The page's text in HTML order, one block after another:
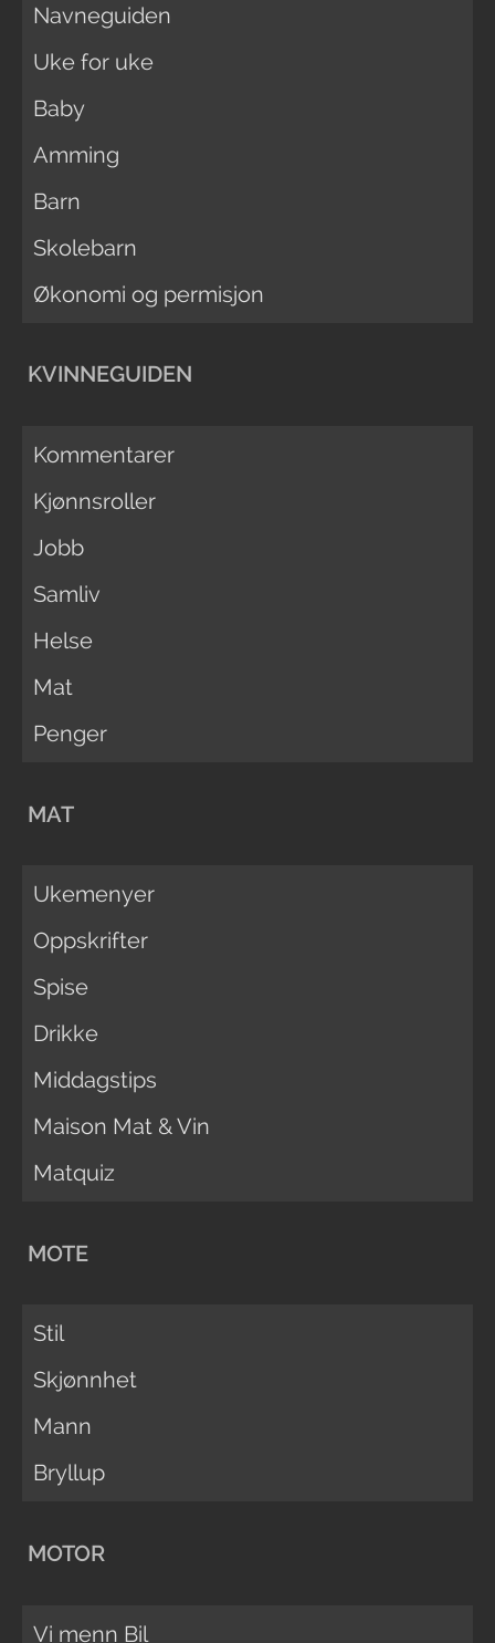
Navneguiden
Uke for uke
Baby
Amming
Barn
Skolebarn
Økonomi og permisjon
KVINNEGUIDEN
Kommentarer
Kjønnsroller
Jobb
Samliv
Helse
Mat
Penger
MAT
Ukemenyer
Oppskrifter
Spise
Drikke
Middagstips
Maison Mat & Vin
Matquiz
MOTE
Stil
Skjønnhet
Mann
Bryllup
MOTOR
Vi menn Bil